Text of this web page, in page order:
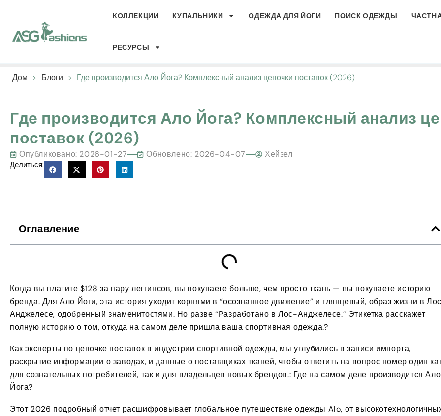
КОЛЛЕКЦИИ КУПАЛЬНИКИ ОДЕЖДА ДЛЯ ЙОГИ ПОИСК ОДЕЖДЫ
РЕСУРСЫ
Дом > Блоги > Где производится Ало Йога? Комплексный анализ цепочки поставок (2026)
Где производится Ало Йога? Комплексный анализ
поставок (2026)
Опубликовано: 2026-01-27 Обновлено: 2026-04-07
Хейзел
Делиться:
Оглавление
Когда вы платите $128 за пару леггинсов, вы покупаете больше, чем просто ткань — вы покупаете историю
бренда. Для Ало Йоги, эта история уходит корнями в “осознанное движение” и глянцевый, образ жизни в
Анджелесе, одобренный знаменитостями. Но разве “Разработано в Лос-Анджелесе.” Этикетка расскажет
полную историю о том, откуда на самом деле пришла ваша спортивная одежда.?
Как эксперты по цепочке поставок в индустрии спортивной одежды, мы углубились в записи импорта,
раскрытие информации о заводах, и данные о поставщиках тканей, чтобы ответить на вопрос номер один
для сознательных потребителей, так и для владельцев новых брендов.: Где на самом деле производится Ало
Йога?
Этот 2026 подробный отчет расшифровывает глобальное путешествие одежды Alo, от